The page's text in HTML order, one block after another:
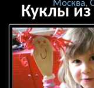
Москва,
Куклы